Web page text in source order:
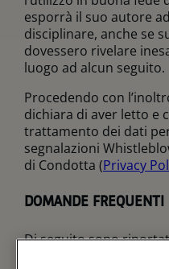
esporrà il suo autore
disciplinare, anche se
dovessero rivelare
luogo ad alcun seguito.
Procedendo con
dichiara di aver letto e
trattamento dei dati
segnalazioni
di Condotta (Privacy
DOMANDE FREQUENTI
Di seguito sono